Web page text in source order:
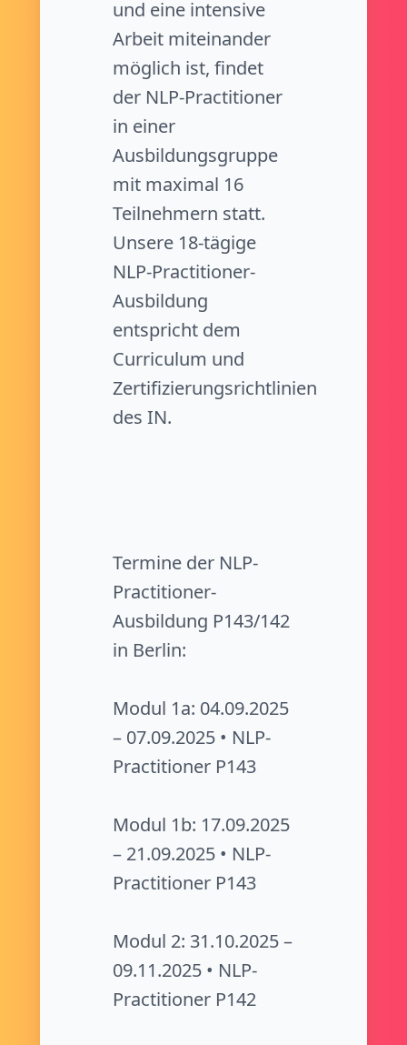
und eine intensive
Arbeit miteinander
möglich ist, findet
der NLP-Practitioner
in einer
Ausbildungsgruppe
mit maximal 16
Teilnehmern statt.
Unsere 18-tägige
NLP-Practitioner-
Ausbildung
entspricht dem
Curriculum und
Zertifizierungsrichtlinien
des IN.
Termine der NLP-
Practitioner-
Ausbildung P143/142
in Berlin:
Modul 1a: 04.09.2025
– 07.09.2025 • NLP-
Practitioner P143
Modul 1b: 17.09.2025
– 21.09.2025 • NLP-
Practitioner P143
Modul 2: 31.10.2025 –
09.11.2025 • NLP-
Practitioner P142